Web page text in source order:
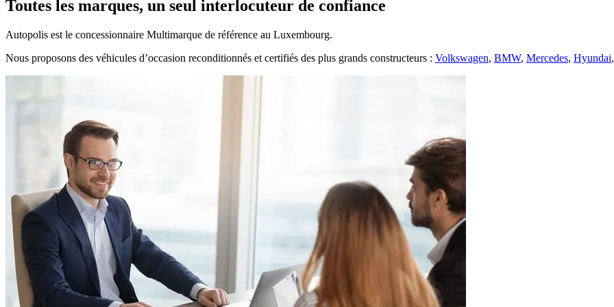
Toutes les marques, un seul interlocuteur de confiance
Autopolis est le concessionnaire Multimarque de référence au Luxembourg.
Nous proposons des véhicules d’occasion reconditionnés et certifiés des plus grands constructeurs : Volkswagen, BMW, Mercedes, Hyundai,